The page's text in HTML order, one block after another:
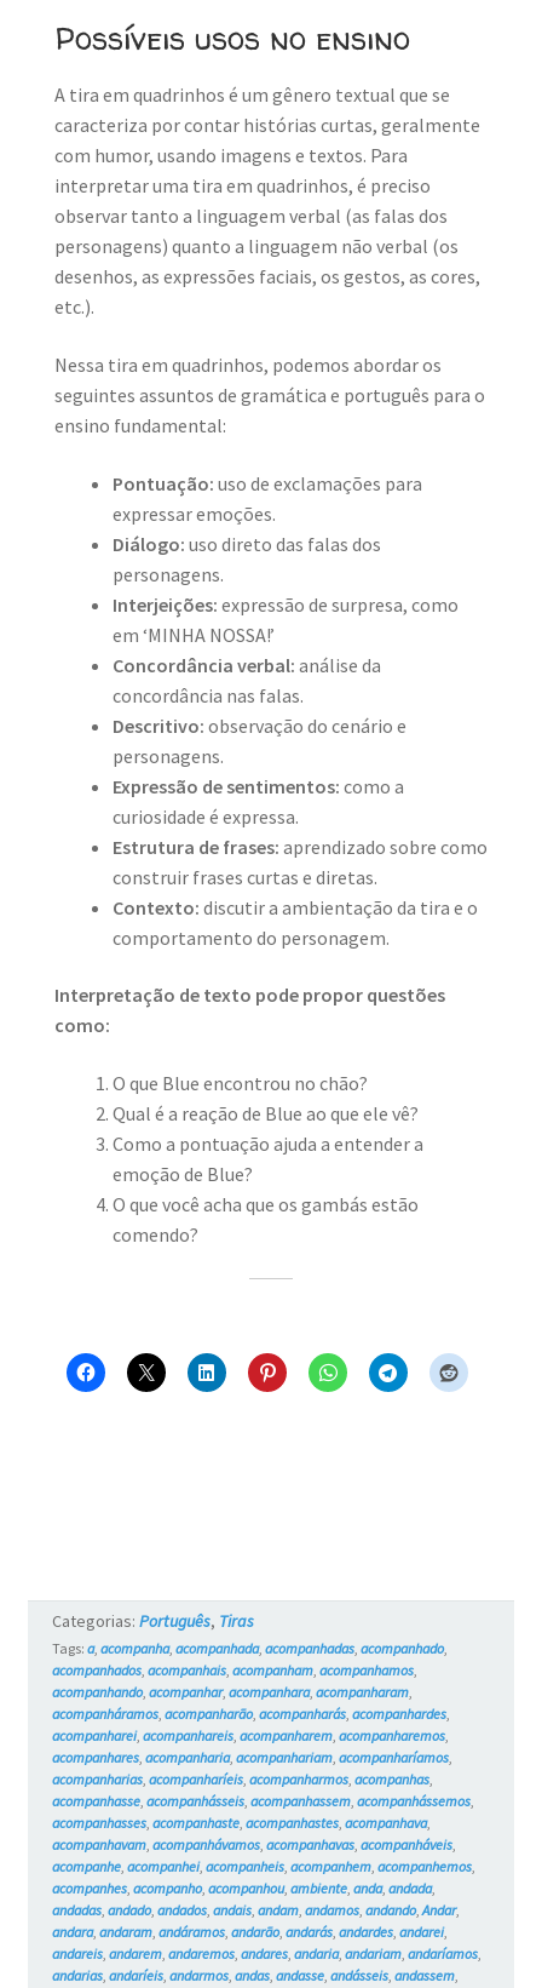
Possíveis usos no ensino
A tira em quadrinhos é um gênero textual que se
caracteriza por contar histórias curtas, geralmente
com humor, usando imagens e textos. Para
interpretar uma tira em quadrinhos, é preciso
observar tanto a linguagem verbal (as falas dos
personagens) quanto a linguagem não verbal (os
desenhos, as expressões faciais, os gestos, as cores,
etc.).
Nessa tira em quadrinhos, podemos abordar os
seguintes assuntos de gramática e português para o
ensino fundamental:
Pontuação: uso de exclamações para
expressar emoções.
Diálogo: uso direto das falas dos
personagens.
Interjeições: expressão de surpresa, como
em ‘MINHA NOSSA!’
Concordância verbal: análise da
concordância nas falas.
Descritivo: observação do cenário e
personagens.
Expressão de sentimentos: como a
curiosidade é expressa.
Estrutura de frases: aprendizado sobre como
construir frases curtas e diretas.
Contexto: discutir a ambientação da tira e o
comportamento do personagem.
Interpretação de texto pode propor questões
como:
O que Blue encontrou no chão?
Qual é a reação de Blue ao que ele vê?
Como a pontuação ajuda a entender a
emoção de Blue?
O que você acha que os gambás estão
comendo?
Categorias: Português, Tiras
Tags: a, acompanha, acompanhada, acompanhadas, acompanhado,
acompanhados, acompanhais, acompanham, acompanhamos,
acompanhando, acompanhar, acompanhara, acompanharam,
acompanháramos, acompanharão, acompanharás, acompanhardes,
acompanharei, acompanhareis, acompanharem, acompanharemos,
acompanhares, acompanharia, acompanhariam, acompanharíamos,
acompanharias, acompanharíeis, acompanharmos, acompanhas,
acompanhasse, acompanhásseis, acompanhassem, acompanhássemos,
acompanhasses, acompanhaste, acompanhastes, acompanhava,
acompanhavam, acompanhávamos, acompanhavas, acompanháveis,
acompanhe, acompanhei, acompanheis, acompanhem, acompanhemos,
acompanhes, acompanho, acompanhou, ambiente, anda, andada,
andadas, andado, andados, andais, andam, andamos, andando, Andar,
andara, andaram, andáramos, andarão, andarás, andardes, andarei,
andareis, andarem, andaremos, andares, andaria, andariam, andaríamos,
andarias, andaríeis, andarmos, andas, andasse, andásseis, andassem,